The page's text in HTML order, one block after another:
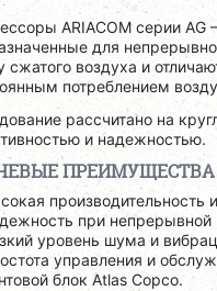
ARIACOM серии
для
сжатого воздуха и
потреблением
рассчитано на
и надежностью.
ПРЕИМУЩЕСТВА
производительность
при непрерывной
уровень шума и
управления и
блок Atlas Copco.